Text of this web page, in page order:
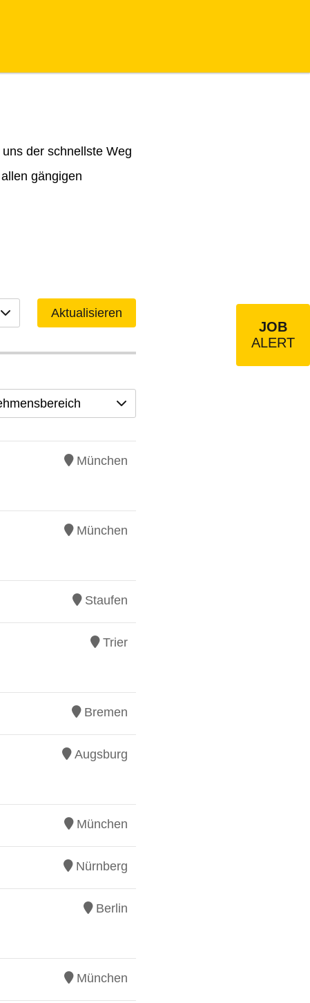
der schnellste Weg
gängigen
Aktualisieren
München
München
Staufen
Trier
Bremen
Augsburg
München
Nürnberg
Berlin
München
JOB
ALERT